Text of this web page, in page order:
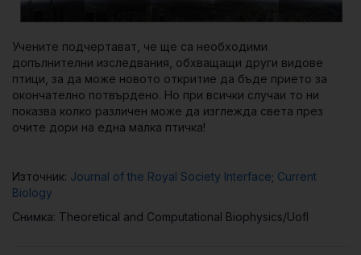
Учените подчертават, че ще са необходими
допълнителни изследвания, обхващащи други видове
птици, за да може новото откритие да бъде прието за
окончателно потвърдено. Но при всички случаи то ни
показва колко различен може да изглежда света през
очите дори на една малка птичка!
Източник: Journal of the Royal Society Interface; Current
Biology
Снимка: Theoretical and Computational Biophysics/UofI